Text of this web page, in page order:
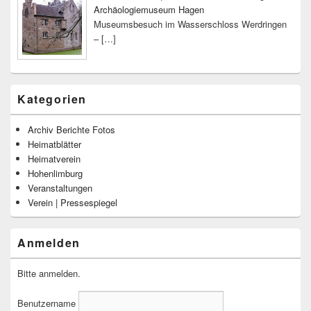
Archäologiemuseum Hagen
Museumsbesuch im Wasserschloss Werdringen
–[…]
Kategorien
Archiv Berichte Fotos
Heimatblätter
Heimatverein
Hohenlimburg
Veranstaltungen
Verein | Pressespiegel
Anmelden
Bitte anmelden.
Benutzername